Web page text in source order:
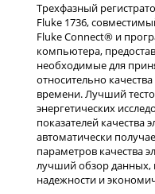
Трехфазный
Fluke 1736,
Fluke Connect® и
компьютера,
необходимые для
относительно
времени. Лучший
энергетических
показателей качества
автоматически
параметров качества
лучший обзор данных,
надежности и